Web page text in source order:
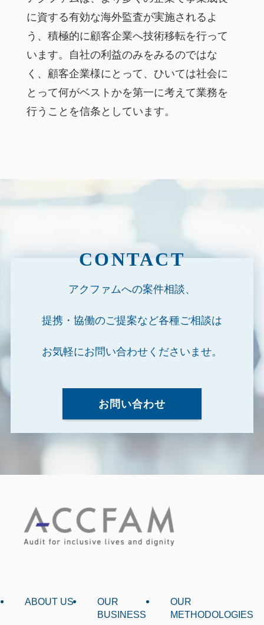
に資する有効な海外監査が実施されるよ
う、積極的に顧客企業へ技術移転を行って
います。自社の利益のみをみるのではな
く、顧客企業様にとって、ひいては社会に
とって何がベストかを第一に考えて業務を
行うことを信条としています。
CONTACT
アクファムへの案件相談、
提携・協働のご提案など各種ご相談は
お気軽にお問い合わせくださいませ。
お問い合わせ
ABOUT US
OUR
BUSINESS
OUR
METHODOLOGIES